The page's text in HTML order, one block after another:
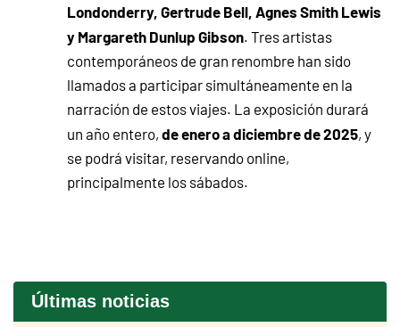
Londonderry, Gertrude Bell, Agnes Smith Lewis
y Margareth Dunlup Gibson. Tres artistas
contemporáneos de gran renombre han sido
llamados a participar simultáneamente en la
narración de estos viajes. La exposición durará
un año entero,de enero a diciembre de 2025, y
se podrá visitar, reservando online,
principalmente los sábados.
Últimas noticias